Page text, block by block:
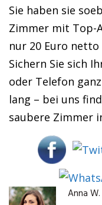
Sie haben sie
Zimmer mit Top-
nur 20 Euro
Sichern Sie sich
oder Telefon
lang – bei uns
saubere Zimmer
Anna W.